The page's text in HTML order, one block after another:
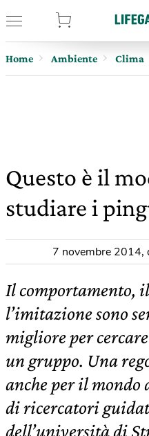
Home Ambiente Clima
Questo è il
studiare i
7 novembre 2014,
Il comportamento,
l’imitazione sono
migliore per
un gruppo. Una
anche per il
di ricercatori
dell’università di